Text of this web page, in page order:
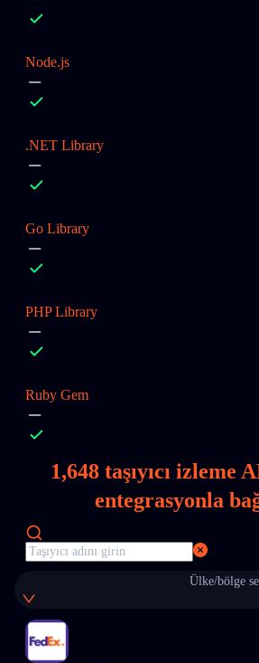
Node.js
.NET Library
Go Library
PHP Library
Ruby Gem
1,648taşıyıcı izleme
entegrasyonla
Ülke/bölge